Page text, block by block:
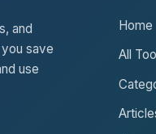
and
save
use
Home
All